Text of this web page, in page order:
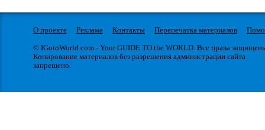
О проекте Реклама Контакты Перепечатка материалов
© IGotoWorld.com - Your GUIDE TO the WORLD. Все права
Копирование материалов без разрешения администрации сайта
запрещено.